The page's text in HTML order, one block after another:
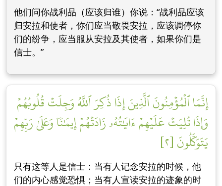
他们问你战利品（应该归谁）你说：“战利品应该
归安拉和使者，你们应当敬畏安拉，应该调停你
们的纷争，应当服从安拉及其使者，如果你们是
信士。”
إِنَّمَا ٱلۡمُؤۡمِنُونَ ٱلَّذِينَ إِذَا ذُكِرَ ٱللَّهُ وَجِلَتۡ قُلُوبُهُمۡ
وَإِذَا تُلِيَتۡ عَلَيۡهِمۡ ءَايَٰتُهُۥ زَادَتۡهُمۡ إِيمَٰنٗا وَعَلَىٰ رَبِّهِمۡ
يَتَوَكَّلُونَ [٢]
只有这等人是信士：当有人记念安拉的时候，他
们的内心感觉恐惧；当有人宣读安拉的迹象的时